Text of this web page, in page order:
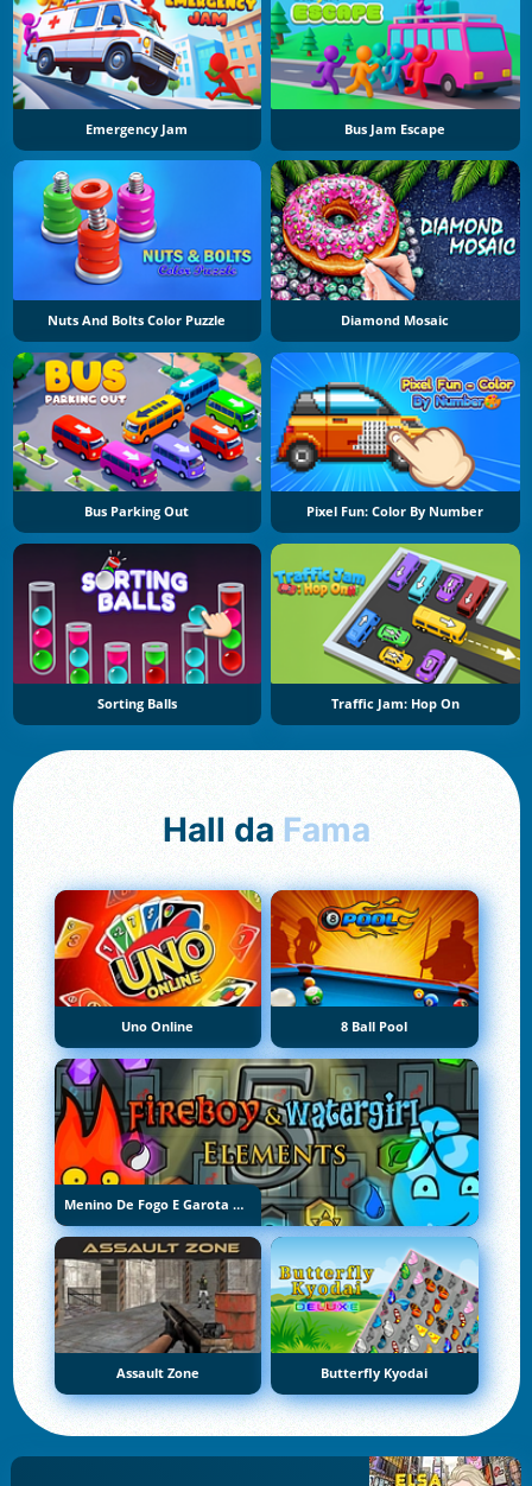
Emergency Jam Bus Jam Escape
Nuts And Bolts Color Puzzle Diamond Mosaic
Bus Parking Out Pixel Fun: Color By Number
Sorting Balls Traffic Jam: Hop On
Hall da Fama
Uno Online 8 Ball Pool
Menino De Fogo E Garota De Água 5: Elementos
Assault Zone Butterfly Kyodai